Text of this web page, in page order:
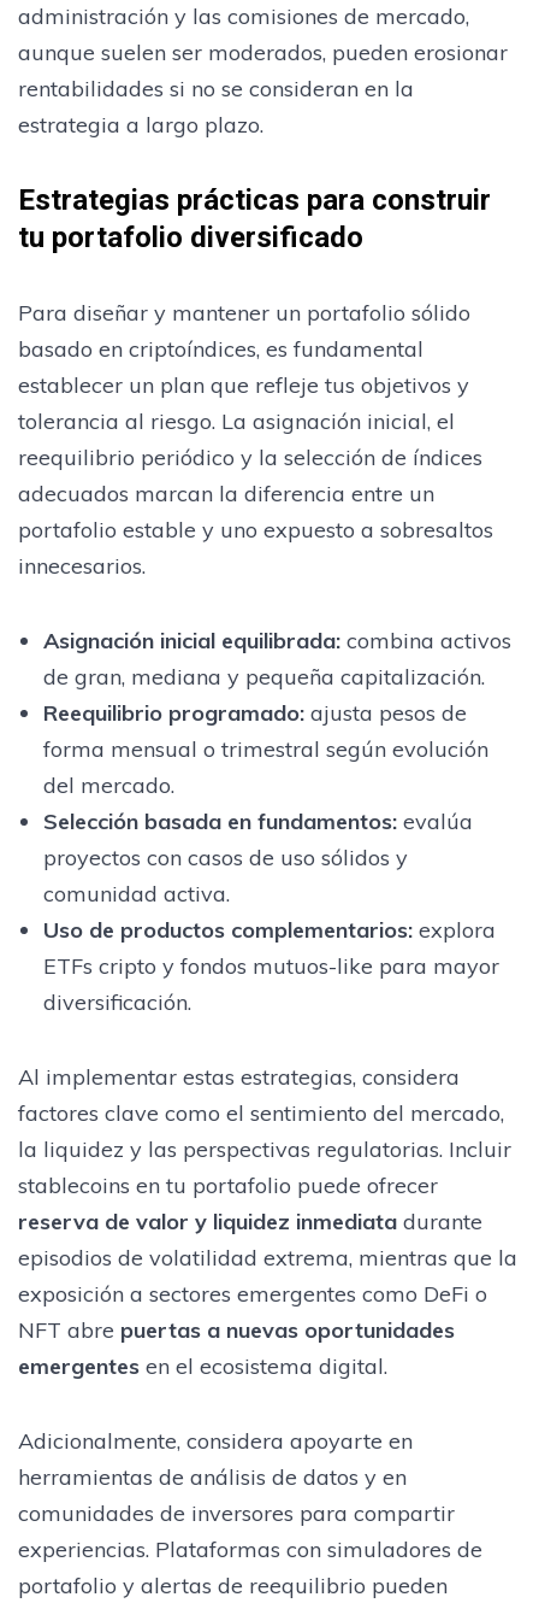
administración y las comisiones de mercado,
aunque suelen ser moderados, pueden erosionar
rentabilidades si no se consideran en la
estrategia a largo plazo.
Estrategias prácticas para construir
tu portafolio diversificado
Para diseñar y mantener un portafolio sólido
basado en criptoíndices, es fundamental
establecer un plan que refleje tus objetivos y
tolerancia al riesgo. La asignación inicial, el
reequilibrio periódico y la selección de índices
adecuados marcan la diferencia entre un
portafolio estable y uno expuesto a sobresaltos
innecesarios.
Asignación inicial equilibrada:combina activos
de gran, mediana y pequeña capitalización.
Reequilibrio programado:ajusta pesos de
forma mensual o trimestral según evolución
del mercado.
Selección basada en fundamentos:evalúa
proyectos con casos de uso sólidos y
comunidad activa.
Uso de productos complementarios:explora
ETFs cripto y fondos mutuos-like para mayor
diversificación.
Al implementar estas estrategias, considera
factores clave como el sentimiento del mercado,
la liquidez y las perspectivas regulatorias. Incluir
stablecoins en tu portafolio puede ofrecer
reserva de valor y liquidez inmediata durante
episodios de volatilidad extrema, mientras que la
exposición a sectores emergentes como DeFi o
NFT abre puertas a nuevas oportunidades
emergentes en el ecosistema digital.
Adicionalmente, considera apoyarte en
herramientas de análisis de datos y en
comunidades de inversores para compartir
experiencias. Plataformas con simuladores de
portafolio y alertas de reequilibrio pueden